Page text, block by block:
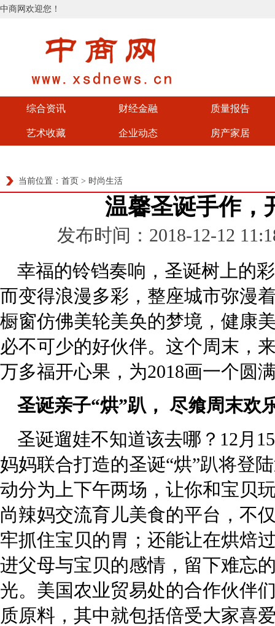
中商网欢迎您！
综合资讯 财经金融 质量报告
艺术收藏 企业动态 房产家居
当前位置： 首页 > 时尚生活
温馨圣诞手作，
发布时间：2018-12-12
幸福的铃铛奏响，圣诞树上的
而变得浪漫多彩，整座城市弥漫
橱窗仿佛美轮美奂的梦境，健康
必不可少的好伙伴。这个周末，
万多福开心果，为2018画一个圆
圣诞亲子“烘”趴， 尽飨周末欢
圣诞遛娃不知道该去哪？12月
妈妈联合打造的圣诞“烘”趴将登
动分为上下午两场，让你和宝贝
尚辣妈交流育儿美食的平台，不
牢抓住宝贝的胃；还能让在烘焙
进父母与宝贝的感情，留下难忘
光。美国农业贸易处的合作伙伴
质原料，其中就包括倍受大家喜